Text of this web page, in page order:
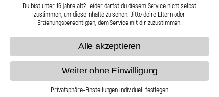
149,95 € 149,95 €
Du bist unter 16 Jahre alt? Leider darfst du diesem Service nicht selbst
zustimmen, um diese Inhalte zu sehen. Bitte deine Eltern oder
Erziehungsberechtigten, dem Service mit dir zuzustimmen!
Alle akzeptieren
Weiter ohne Einwilligung
Privatsphäre-Einstellungen individuell festlegen